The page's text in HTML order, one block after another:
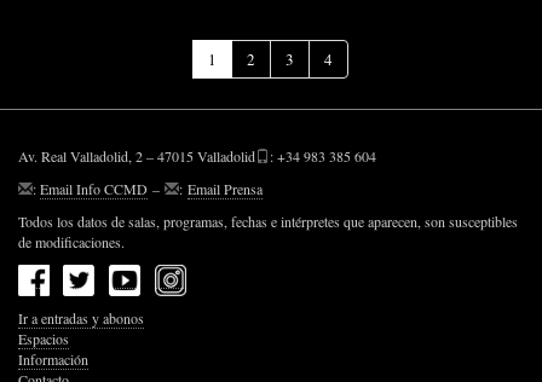
1 (Página
actual)
2 3 4
Av. Real Valladolid, 2 – 47015 Valladolid
: +34 983 385 604
:Email Info CCMD – : Email Prensa
Todos los datos de salas, programas, fechas e intérpretes que aparecen, son susceptibles
de modificaciones.
Ir a entradas y abonos
Espacios
Información